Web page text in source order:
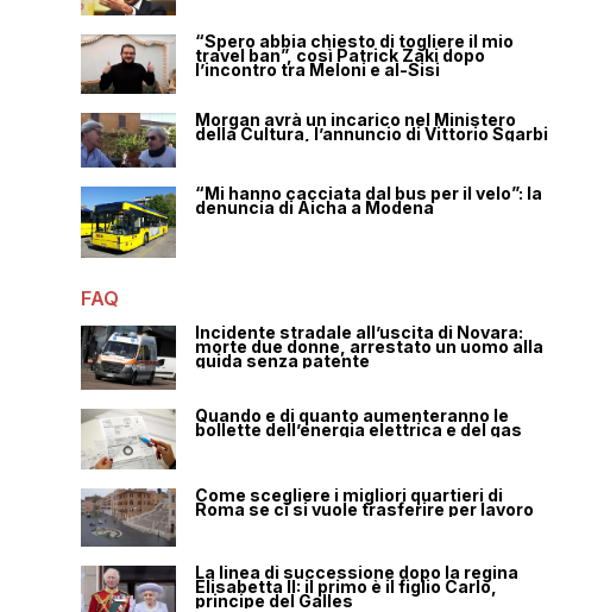
“Spero abbia chiesto di togliere il mio
travel ban”, così Patrick Zaki dopo
l’incontro tra Meloni e al-Sisi
Morgan avrà un incarico nel Ministero
della Cultura, l’annuncio di Vittorio Sgarbi
“Mi hanno cacciata dal bus per il velo”: la
denuncia di Aicha a Modena
FAQ
Incidente stradale all’uscita di Novara:
morte due donne, arrestato un uomo alla
guida senza patente
Quando e di quanto aumenteranno le
bollette dell’energia elettrica e del gas
Come scegliere i migliori quartieri di
Roma se ci si vuole trasferire per lavoro
La linea di successione dopo la regina
Elisabetta II: il primo è il figlio Carlo,
principe del Galles